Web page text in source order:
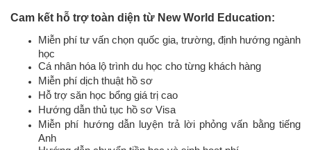
Cam kết hỗ trợ toàn diện từ New World Education:
Miễn phí tư vấn chọn quốc gia, trường, định hướng ngành
học
Cá nhân hóa lộ trình du học cho từng khách hàng
Miễn phí dịch thuật hồ sơ
Hỗ trợ săn học bổng giá trị cao
Hướng dẫn thủ tục hồ sơ Visa
Miễn phí hướng dẫn luyện trả lời phỏng vấn bằng tiếng
Anh